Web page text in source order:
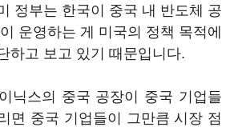
정부는 한국이 중국 내 반도체 공
운영하는 게 미국의 정책 목적에
하고 보고 있기 때문입니다.
닉스의 중국 공장이 중국 기업들
면 중국 기업들이 그만큼 시장 점